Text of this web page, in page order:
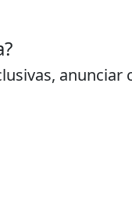
anunciar